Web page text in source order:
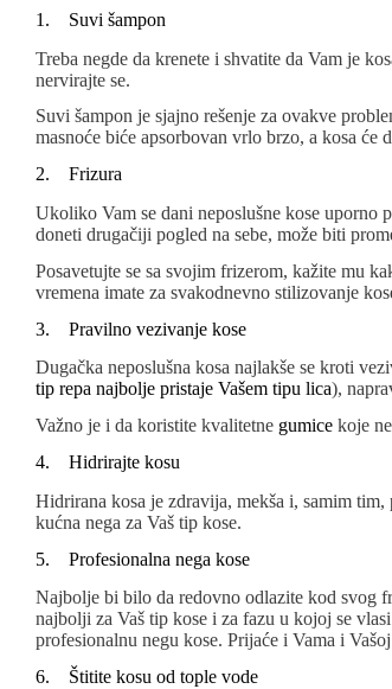
1. Suvi šampon
Treba negde da krenete i shvatite da Vam je
nervirajte se.
Suvi šampon je sjajno rešenje za ovakve
masnoće biće apsorbovan vrlo brzo, a kosa će
2. Frizura
Ukoliko Vam se dani neposlušne kose uporno
doneti drugačiji pogled na sebe, može biti
Posavetujte se sa svojim frizerom, kažite mu
vremena imate za svakodnevno stilizovanje
3. Pravilno vezivanje kose
Dugačka neposlušna kosa najlakše se kroti
tip repa najbolje pristaje Vašem tipu lica),
Važno je i da koristite kvalitetne gumice koje
4. Hidrirajte kosu
Hidrirana kosa je zdravija, mekša i, samim
kućna nega za Vaš tip kose.
5. Profesionalna nega kose
Najbolje bi bilo da redovno odlazite kod svog
najbolji za Vaš tip kose i za fazu u kojoj se
profesionalnu negu kose. Prijaće i Vama i
6. Štitite kosu od tople vode